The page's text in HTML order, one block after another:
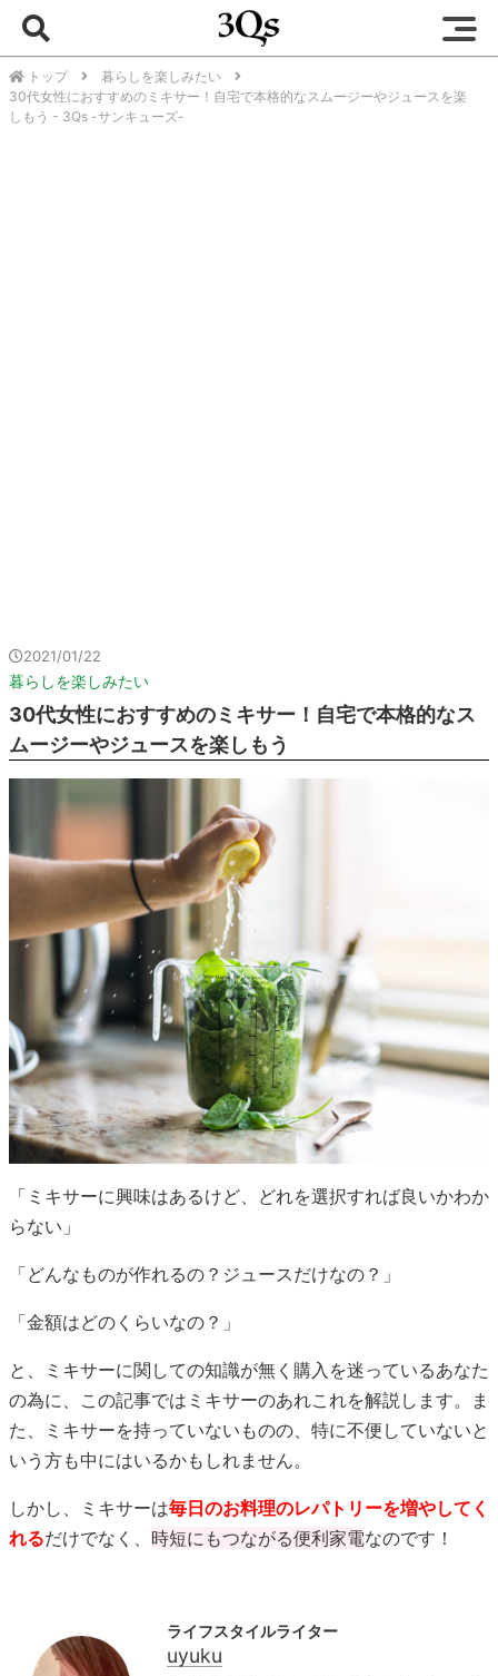
トップ
暮らしを楽しみたい
30代女性におすすめのミキサー！自宅で本格的なスムージーやジュースを楽
しもう - 3Qs -サンキューズ-
2021/01/22
暮らしを楽しみたい
30代女性におすすめのミキサー！自宅で本格的なス
ムージーやジュースを楽しもう
「ミキサーに興味はあるけど、どれを選択すれば良いかわか
らない」
「どんなものが作れるの？ジュースだけなの？」
「金額はどのくらいなの？」
と、ミキサーに関しての知識が無く購入を迷っているあなた
の為に、この記事ではミキサーのあれこれを解説します。ま
た、ミキサーを持っていないものの、特に不便していないと
いう方も中にはいるかもしれません。
しかし、ミキサーは毎日のお料理のレパトリーを増やしてく
れるだけでなく、 時短にもつながる便利家電なのです！
ライフスタイルライター
uyuku